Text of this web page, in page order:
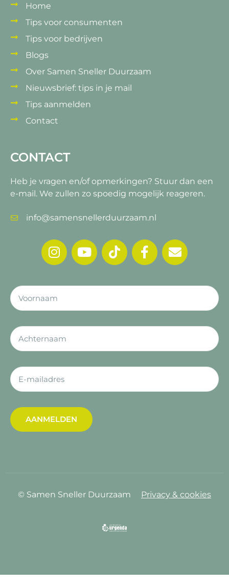
Home
Tips voor consumenten
Tips voor bedrijven
Blogs
Over Samen Sneller Duurzaam
Nieuwsbrief: tips in je mail
Tips aanmelden
Contact
CONTACT
Heb je vragen en/of opmerkingen? Stuur dan een
e-mail. We zullen zo spoedig mogelijk reageren.
info@samensnellerduurzaam.nl
AANMELDEN
© Samen Sneller Duurzaam Privacy & cookies